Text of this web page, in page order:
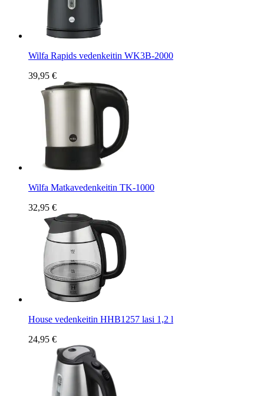
Wilfa Rapids vedenkeitin WK3B-2000
39,95 €
Wilfa Matkavedenkeitin TK-1000
32,95 €
House vedenkeitin HHB1257 lasi 1,2 l
24,95 €